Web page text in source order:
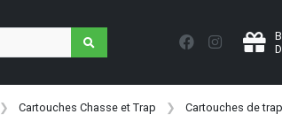
Cartouches Chasse et Trap Cartouches de trap